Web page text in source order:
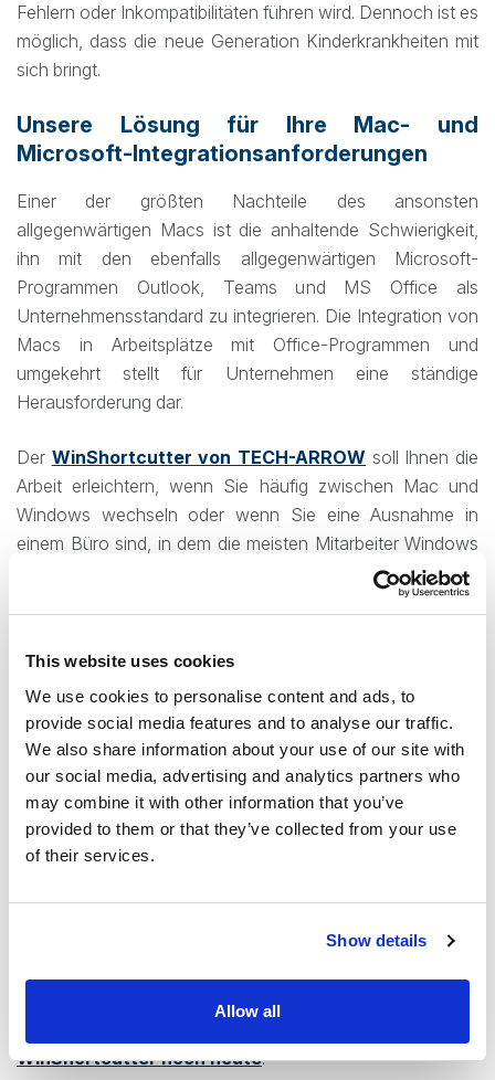
This website uses cookies
We use cookies to personalise content and ads, to
provide social media features and to analyse our traffic.
We also share information about your use of our site with
our social media, advertising and analytics partners who
may combine it with other information that you’ve
provided to them or that they’ve collected from your use
of their services.
Show details
Allow all
Fehlern oder Inkompatibilitäten führen wird. Dennoch ist es
möglich, dass die neue Generation Kinderkrankheiten mit
sich bringt.
Unsere Lösung für Ihre Mac- und
Microsoft-Integrationsanforderungen
Einer der größten Nachteile des ansonsten
allgegenwärtigen Macs ist die anhaltende Schwierigkeit,
ihn mit den ebenfalls allgegenwärtigen Microsoft-
Programmen Outlook, Teams und MS Office als
Unternehmensstandard zu integrieren. Die Integration von
Macs in Arbeitsplätze mit Office-Programmen und
umgekehrt stellt für Unternehmen eine ständige
Herausforderung dar.
Der WinShortcutter von TECH-ARROW soll Ihnen die
Arbeit erleichtern, wenn Sie häufig zwischen Mac und
Windows wechseln oder wenn Sie eine Ausnahme in
einem Büro sind, in dem die meisten Mitarbeiter Windows
verwenden. Das Tool hilft Ihrem System, den Speicherort
der Datei, auf die eine Verknüpfung zeigt, korrekt zu
(INK) als auch contentACCESS File Archive-
Verknüpfungen unterstützt. Mit dem Tool können Sie auch
freigegebene Speicherorte zuweisen, um diese leicht
zugänglich zu machen.
Voll funktionsfähig auf allen gängigen MacOS
einschließlich Big Sur und Monterrey. Sie können so viele
freigegebene Speicherorte zuweisen, wie Sie benötigen,
WinShortcutter ein bequemer Weg, um sicherzustellen,
geteilt werden können. Wenn Sie bereit sind, Ihre Mac-
WinShortcutter noch heute!